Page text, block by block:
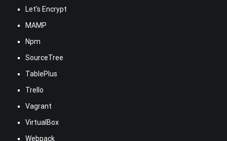
Let's Encrypt
MAMP
Npm
SourceTree
TablePlus
Trello
Vagrant
VirtualBox
Webpack